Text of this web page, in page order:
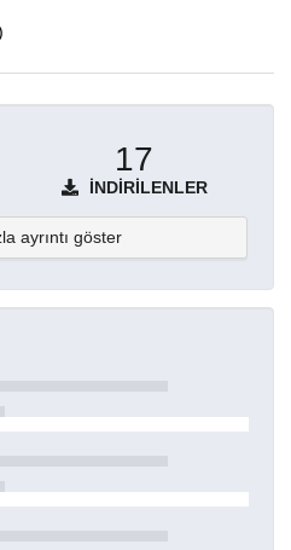
17
İNDIRILENLER
ayrıntı göster